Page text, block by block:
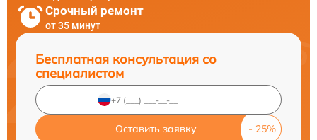
Срочный ремонт
от 35 минут
Бесплатная консультация со
специалистом
Оставить заявку